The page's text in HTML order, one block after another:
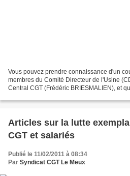
Vous pouvez prendre connaissance d'un
membres du Comité Directeur de l'Usine
Central CGT (Frédéric BRIESMALIEN), et
Articles sur la lutte
CGT et salariés
Publié le 11/02/2011 à 08:34
Par Syndicat CGT Le Meux